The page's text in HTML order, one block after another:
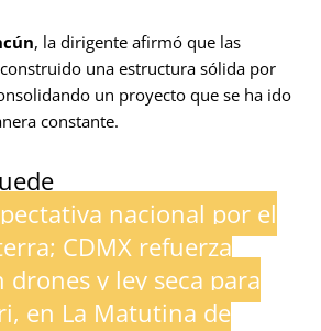
, la dirigente afirmó que las
una estructura sólida por
un proyecto que se ha ido
constante.
nacional por el
CDMX refuerza
y ley seca para
en La Matutina de